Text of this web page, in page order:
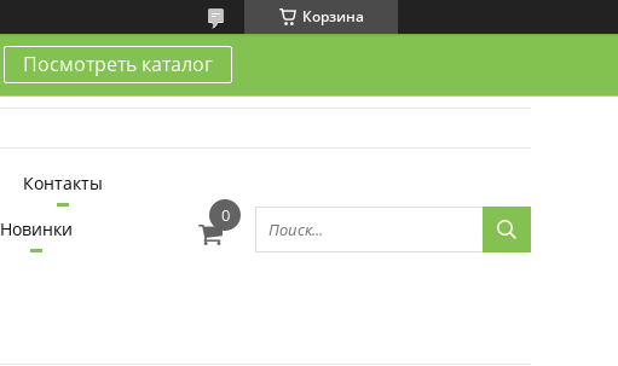
Корзина
Посмотреть каталог
Контакты
Новинки